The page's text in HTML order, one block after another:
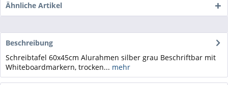
Ähnliche Artikel
Beschreibung
Schreibtafel 60x45cm Alurahmen silber grau Beschriftbar mit
Whiteboardmarkern, trocken... mehr